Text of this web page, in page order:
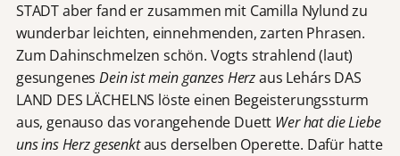
STADT aber fand er zusammen mit Camilla Nylund zu
wunderbar leichten, einnehmenden, zarten Phrasen.
Zum Dahinschmelzen schön. Vogts strahlend (laut)
gesungenesDein ist mein ganzes Herzaus Lehárs DAS
LAND DES LÄCHELNS löste einen Begeisterungssturm
aus, genauso das vorangehende Duett Wer hat die Liebe
uns ins Herz gesenktaus derselben Operette. Dafür hatte